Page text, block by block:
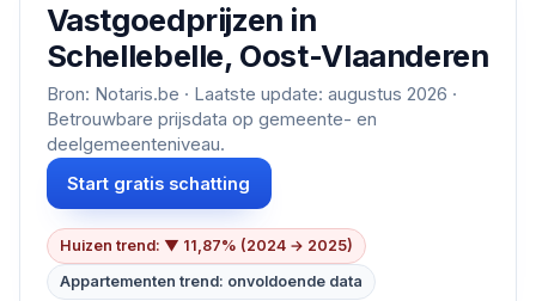
Vastgoedprijzen in
Schellebelle, Oost-Vlaanderen
Bron: Notaris.be · Laatste update: augustus 2026 ·
Betrouwbare prijsdata op gemeente- en
deelgemeenteniveau.
Start gratis schatting
Huizen trend: ▼ 11,87% (2024 → 2025)
Appartementen trend: onvoldoende data